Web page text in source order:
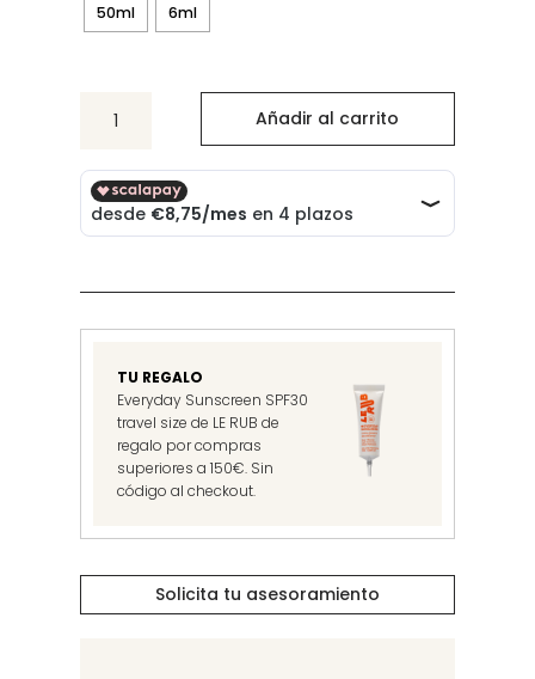
50ml
6ml
Amber
Añadir al carrito
TU REGALO
Everyday Sunscreen SPF30
travel size de LE RUB de
regalo por compras
superiores a 150€. Sin
código al checkout.
Solicita tu asesoramiento